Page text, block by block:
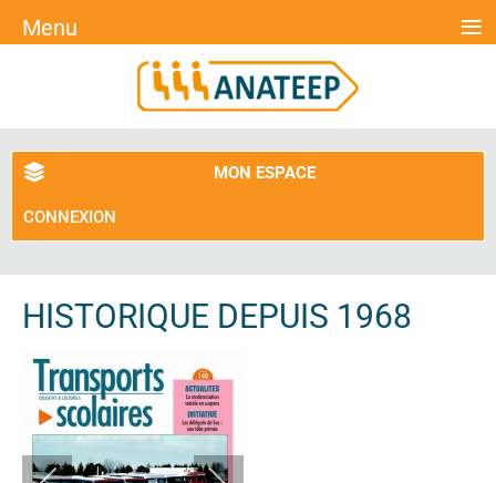
MON ESPACE
CONNEXION
HISTORIQUE DEPUIS 1968
Menu ≡